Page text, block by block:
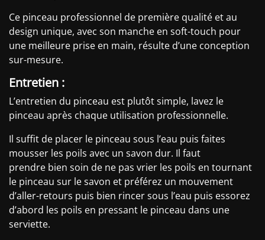
Ce pinceau professionnel de première qualité et au
design unique, avec son manche en soft-touch pour
une meilleure prise en main, résulte d’une conception
sur-mesure.
Entretien :
L’entretien du pinceau est plutôt simple, lavez le
pinceau après chaque utilisation professionnelle.
Il suffit de placer le pinceau sous l’eau puis faites
mousser les poils avec un savon dur. Il faut
prendre bien soin de ne pas vrier les poils en tournant
le pinceau sur le savon et préférez un mouvement
d’aller-retours puis bien rincer sous l’eau puis essorez
d’abord les poils en pressant le pinceau dans une
serviette.